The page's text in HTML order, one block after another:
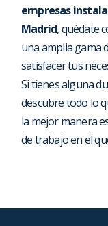
empresas
Madrid, quédate
una amplia gama
satisfacer tus
Si tienes alguna
descubre todo lo
la mejor manera
de trabajo en el